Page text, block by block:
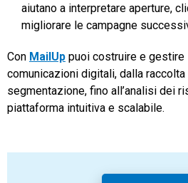
aiutano a interpretare aperture,
migliorare le campagne
Con MailUp puoi costruire e gestire
comunicazioni digitali, dalla
segmentazione, fino all’analisi dei
piattaforma intuitiva e scalabile.